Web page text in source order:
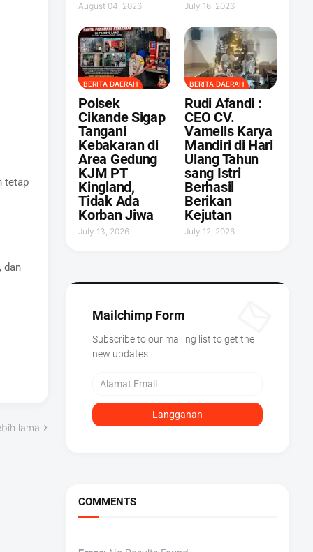
tetap
dan
lama
August 04, 2026 July 16, 2026
BERITA DAERAH
Polsek
Cikande Sigap
Tangani
Kebakaran di
Area Gedung
KJM PT
Kingland,
Tidak Ada
Korban Jiwa
July 13, 2026
BERITA DAERAH
Rudi Afandi :
CEO CV.
Vamells Karya
Mandiri di Hari
Ulang Tahun
sang Istri
Berhasil
Berikan
Kejutan ‎
July 12, 2026
Mailchimp Form
Subscribe to our mailing list to get the
new updates.
COMMENTS